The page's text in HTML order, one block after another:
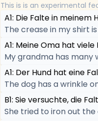
This is is an experimental
A1: Die Falte in meinem
The crease in my shirt
A1: Meine Oma hat
My grandma has many
A1: Der Hund hat eine
The dog has a wrinkle
B1: Sie versuchte, die
She tried to iron out